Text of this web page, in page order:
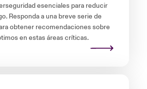
esenciales para reducir
Responda a una breve serie de
obtener recomendaciones sobre
en estas áreas críticas.